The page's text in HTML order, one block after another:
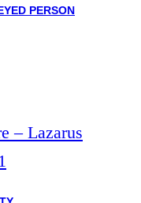
– Lazarus